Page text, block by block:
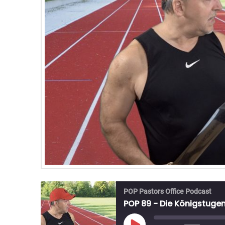
POP Pastors Office Podcast
POP 89 - Die